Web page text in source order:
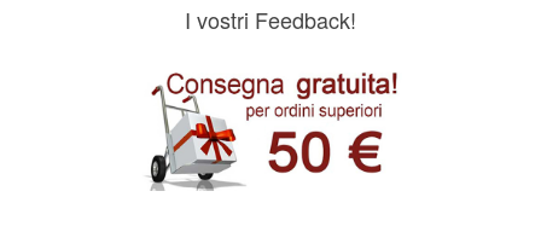
I vostri Feedback!